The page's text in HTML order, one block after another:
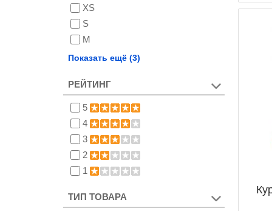
XS
S
M
L
XXL
Показать ещё (3)
РЕЙТИНГ
5
4
3
2
1
ТИП ТОВАРА